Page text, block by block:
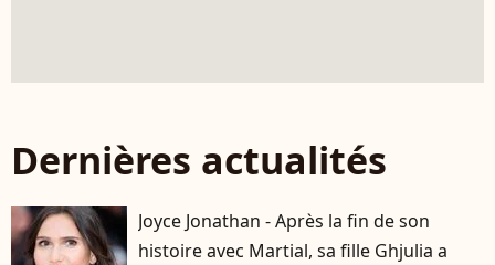
Dernières actualités
Joyce Jonathan - Après la fin de son
histoire avec Martial, sa fille Ghjulia a